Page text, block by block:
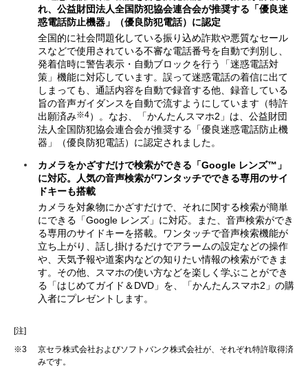
れ、公益財団法人全国防犯協会連合会が推奨する「優良迷
惑電話防止機器」（優良防犯電話）に認定
全国的に社会問題化している振り込め詐欺や悪質なセール
スなどで使用されている不審な電話番号を自動で判別し、
発着信時に警告表示・自動ブロックを行う「迷惑電話対
策」機能に対応しています。誤って迷惑電話の着信に出て
しまっても、通話内容を自動で録音する他、録音している
旨の音声ガイダンスを自動で流すようにしています（特許
出願済み※4）。なお、「かんたんスマホ2」は、公益財団
法人全国防犯協会連合会が推奨する「優良迷惑電話防止機
器」（優良防犯電話）に認定されました。
カメラをかざすだけで検索ができる「Google レンズ™」
に対応。人気の音声検索がワンタッチでできる専用のサイ
ドキーも搭載
カメラを対象物にかざすだけで、それに関する検索が簡単
にできる「Google レンズ」に対応。また、音声検索ができ
る専用のサイドキーを搭載。ワンタッチで音声検索機能が
立ち上がり、話し掛けるだけでアラームの設定などの操作
や、天気予報や道案内などの知りたい情報の検索ができま
す。その他、スマホの使い方などを楽しく学ぶことができ
る「はじめてガイド＆DVD」を、「かんたんスマホ2」の購
入者にプレゼントします。
[注]
※3
京セラ株式会社およびソフトバンク株式会社が、それぞれ特許取得済
みです。